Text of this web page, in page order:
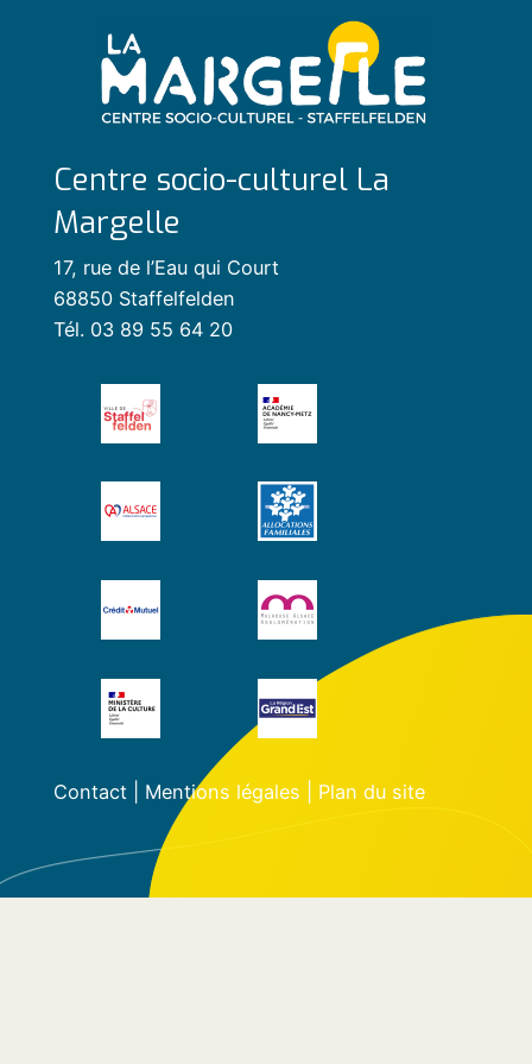
Centre socio-culturel La
Margelle
17, rue de l’Eau qui Court
68850 Staffelfelden
Tél. 03 89 55 64 20
Contact| Mentions légales Plan du site